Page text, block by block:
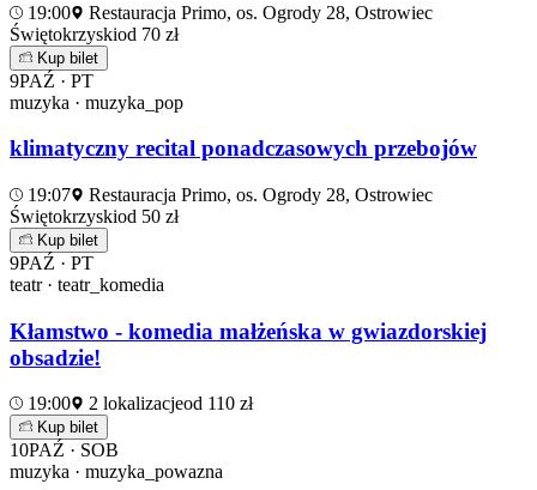
19:00
Restauracja Primo, os. Ogrody 28, Ostrowiec
Świętokrzyskiod 70 zł
Kup bilet
9PAŹ · PT
muzyka · muzyka_pop
klimatyczny recital ponadczasowych przebojów
19:07
Restauracja Primo, os. Ogrody 28, Ostrowiec
Świętokrzyskiod 50 zł
Kup bilet
9PAŹ · PT
teatr · teatr_komedia
Kłamstwo - komedia małżeńska w gwiazdorskiej
obsadzie!
19:00 2 lokalizacjeod 110 zł
Kup bilet
10PAŹ · SOB
muzyka · muzyka_powazna